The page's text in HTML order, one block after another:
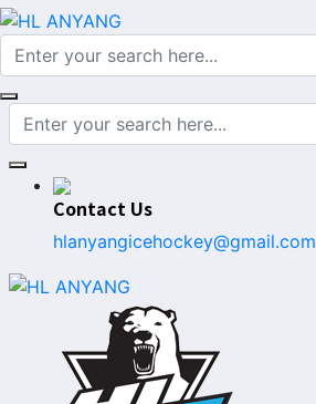
Contact Us
hlanyangicehockey@gmail.com